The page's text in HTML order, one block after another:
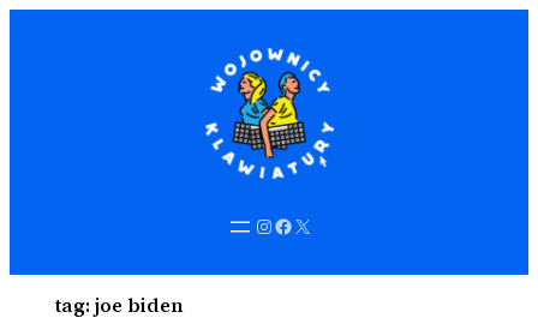
Instagram
Facebook
X
tag:joe biden